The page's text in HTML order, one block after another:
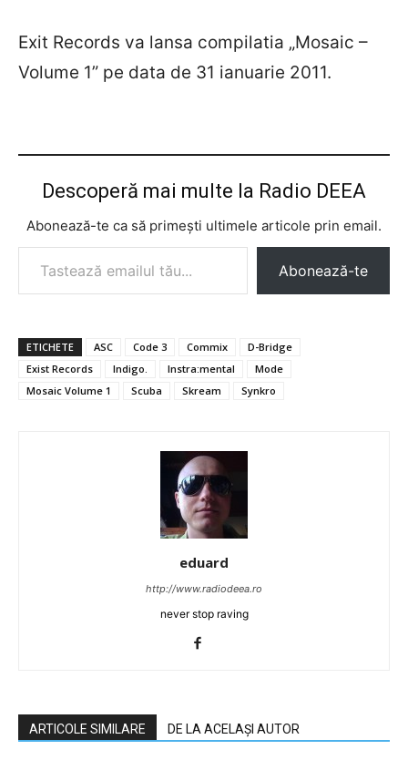
Exit Records va lansa compilatia „Mosaic –
Volume 1” pe data de 31 ianuarie 2011.
Descoperă mai multe la Radio DEEA
Abonează-te ca să primești ultimele articole prin email.
Tastează emailul tău...
Abonează-te
ETICHETE ASC Code 3 Commix
D-Bridge
Exist Records
Indigo. Instra:mental
Mode
Mosaic Volume 1
Scuba Skream Synkro
eduard
http://www.radiodeea.ro
never stop raving
ARTICOLE SIMILARE DE LA ACELAȘI AUTOR